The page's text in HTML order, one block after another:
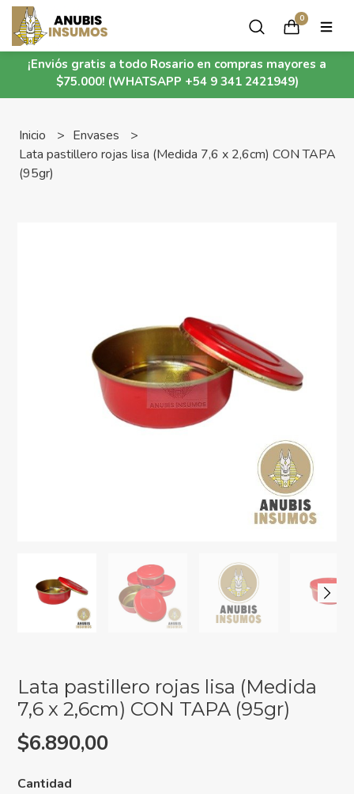
¡Enviós gratis a todo Rosario en compras mayores a
$75.000! (WHATSAPP +54 9 341 2421949)
0
Inicio
Envases
Lata pastillero rojas lisa (Medida 7,6 x 2,6cm) CON TAPA
(95gr)
Lata pastillero rojas lisa (Medida
7,6 x 2,6cm) CON TAPA (95gr)
$6.890,00
Cantidad